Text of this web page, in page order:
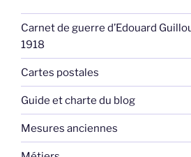
Carnet de guerre d’Edouard
1918
Cartes postales
Guide et charte du blog
Mesures anciennes